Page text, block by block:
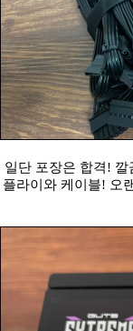
일단 포장은 합격! 깔
플라이와 케이블! 오